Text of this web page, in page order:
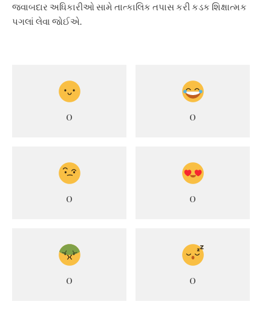
જવાબદાર અધિકારીઓ સામે તાત્કાલિક તપાસ કરી કડક શિક્ષાત્મક
પગલાં લેવા જોઈએ.
0 0
0 0
0 0